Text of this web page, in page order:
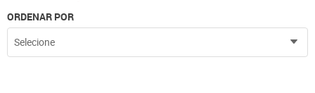
ORDENAR POR
Selecione